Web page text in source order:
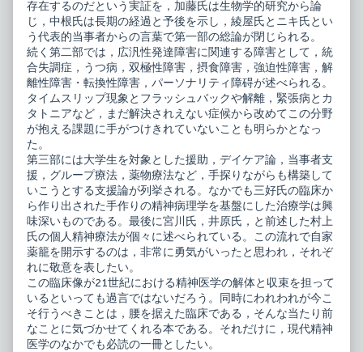
存在するのだという実証を，加藤氏は生物学的研究から論
じ，中根氏は長期の経過と予後を示し，綾屋氏とニキ氏とい
う代表的当事者からの言葉で第一部の総論が閉じられる。
続く第二部では，広汎性発達障害に関連する障害として，統
合失調症，うつ病，双極性障害，摂食障害，強迫性障害，解
離性障害・転換性障害，パーソナリティ障碍が述べられる。
タイムスリップ現象とフラッシュバックや解離，緊張病とカ
タトニアなど，まだ解決されえない症候から改めてこの分野
が抱える課題に手がつけきれていないことも明らかとなっ
た。
第三部には大学生を対象とした援助，デイケア論，当事者支
援，グループ療法，薬物療法など，手探りながらも構築して
いこうとする支援論が列挙される。なかでも三好氏の臨床か
ら作り出された手作りの精神病理学を基盤にした治療学は興
味深いものである。最後に宮川氏，井原氏，と前述した村上
氏の個人精神療法が個々に述べられている。この流れで自家
薬籠を開示するのは，非常に勇気がいったと思われ，それぞ
れに敬意を表したい。
この臨床像が21世紀における精神医学の解体と収束を担って
いるといっても過言ではないだろう。同時にわれわれが今こ
そ行うべきことは，腰を据えた臨床である，そんな当たり前
なことに気づかせてくれる本である。それだけに，現代精神
医学のなかでも必読の一冊としたい。